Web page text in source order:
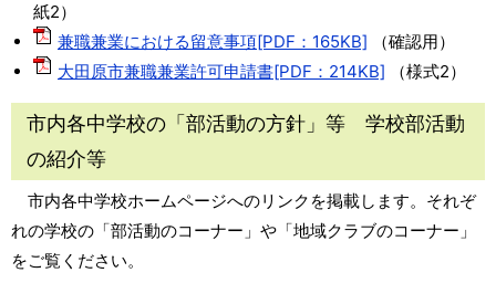
紙2）
兼職兼業における留意事項[PDF：165KB] （確認用）
大田原市兼職兼業許可申請書[PDF：214KB] （様式2）
市内各中学校の「部活動の方針」等 学校部活動
の紹介等
市内各中学校ホームページへのリンクを掲載します。それぞ
れの学校の「部活動のコーナー」や「地域クラブのコーナー」
をご覧ください。